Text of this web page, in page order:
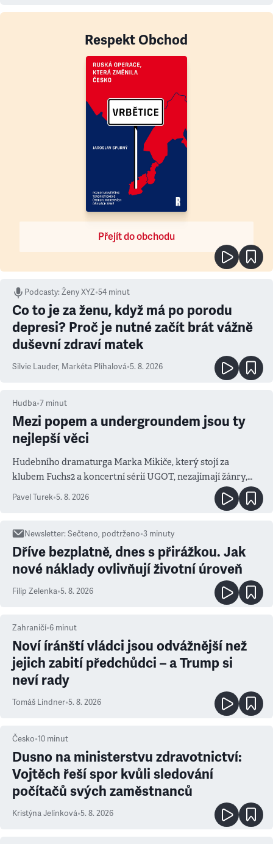
Respekt Obchod
Přejít do obchodu
Podcasty:Ženy XYZ•54 minut
Co to je za ženu, když má po porodu
depresi? Proč je nutné začít brát vážně
duševní zdraví matek
Silvie Lauder, Markéta Plíhalová•5. 8. 2026
Hudba•7 minut
Mezi popem a undergroundem jsou ty
nejlepší věci
Hudebního dramaturga Marka Mikiče, který stojí za
klubem Fuchs2 a koncertní sérií UGOT, nezajímají žánry,
Pavel Turek•5. 8. 2026
Newsletter:Sečteno, podtrženo•3 minuty
Dříve bezplatně, dnes s přirážkou. Jak
nové náklady ovlivňují životní úroveň
Filip Zelenka•5. 8. 2026
Zahraničí•6 minut
Noví íránští vládci jsou odvážnější než
jejich zabití předchůdci – a Trump si
neví rady
Tomáš Lindner•5. 8. 2026
Česko•10 minut
Dusno na ministerstvu zdravotnictví:
Vojtěch řeší spor kvůli sledování
počítačů svých zaměstnanců
Kristýna Jelínková•5. 8. 2026